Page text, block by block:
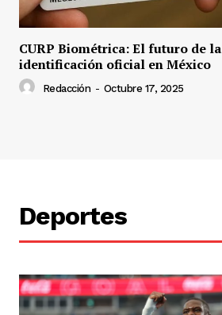
CURP Biométrica: El futuro de la
identificación oficial en México
Redacción - Octubre 17, 2025
Deportes